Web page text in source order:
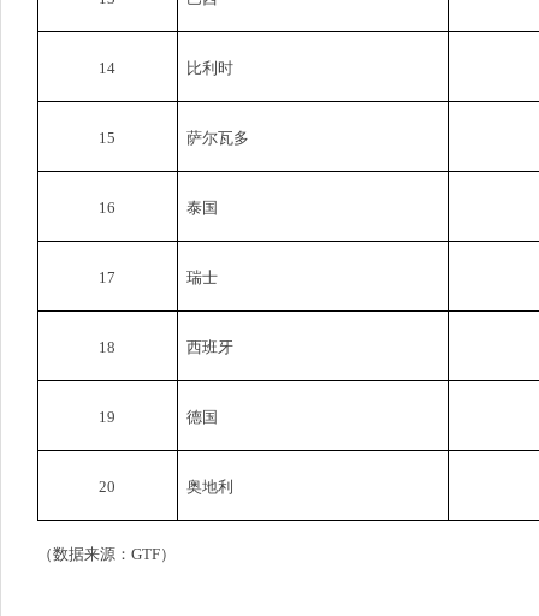
14 比利时
15 萨尔瓦多
16 泰国
17 瑞士
18 西班牙
19 德国
20 奥地利
（数据来源： GTF）